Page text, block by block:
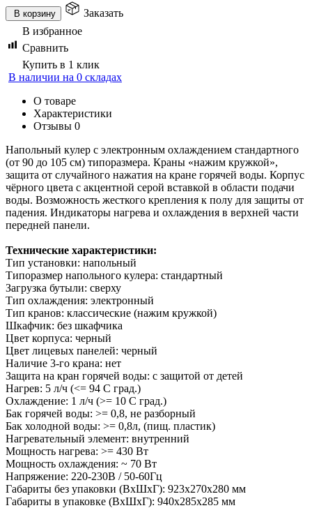
В корзину
Заказать
В избранное
Сравнить
Купить в 1 клик
В наличии на 0 складах
О товаре
Характеристики
Отзывы 0
Напольный кулер с электронным охлаждением стандартного
(от 90 до 105 см) типоразмера. Краны «нажим кружкой»,
защита от случайного нажатия на кране горячей воды. Корпус
чёрного цвета с акцентной серой вставкой в области подачи
воды. Возможность жесткого крепления к полу для защиты от
падения. Индикаторы нагрева и охлаждения в верхней части
передней панели.
Технические характеристики:
Тип установки: напольный
Типоразмер напольного кулера: стандартный
Загрузка бутыли: сверху
Тип охлаждения: электронный
Тип кранов: классические (нажим кружкой)
Шкафчик: без шкафчика
Цвет корпуса: черный
Цвет лицевых панелей: черный
Наличие 3-го крана: нет
Защита на кран горячей воды: с защитой от детей
Нагрев: 5 л/ч (<= 94 C град.)
Охлаждение: 1 л/ч (>= 10 C град.)
Бак горячей воды: >= 0,8, не разборный
Бак холодной воды: >= 0,8л, (пищ. пластик)
Нагревательный элемент: внутренний
Мощность нагрева: >= 430 Вт
Мощность охлаждения: ~ 70 Вт
Напряжение: 220-230В / 50-60Гц
Габариты без упаковки (ВxШxГ): 923x270x280 мм
Габариты в упаковке (ВxШxГ): 940x285x285 мм